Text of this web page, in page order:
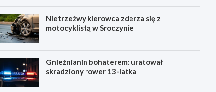
Nietrzeźwy kierowca zderza się z
motocyklistą w Sroczynie
Gnieźnianin bohaterem: uratował
skradziony rower 13-latka